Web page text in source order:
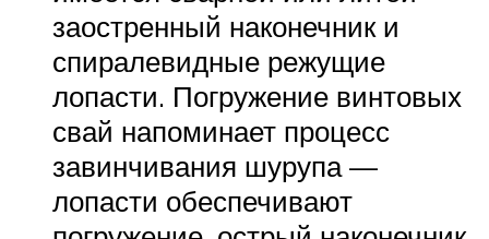
заостренный наконечник и
спиралевидные режущие
лопасти. Погружение винтовых
свай напоминает процесс
завинчивания шурупа —
лопасти обеспечивают